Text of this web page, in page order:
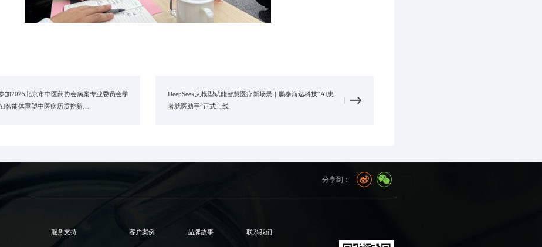
加2025北京市中医药协会病案专业委员会学
智能体重塑中医病历质控新…
DeepSeek大模型赋能智慧医疗新场景｜鹏泰海达科技“AI患
者就医助手”正式上线
分享到：
服务支持 客户案例 品牌故事 联系我们